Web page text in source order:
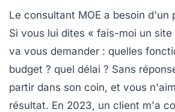
Le consultant MOE a besoin d'un
Si vous lui dites « fais-moi un
va vous demander : quelles
budget ? quel délai ? Sans
partir dans son coin, et vous
résultat. En 2023, un client m'a